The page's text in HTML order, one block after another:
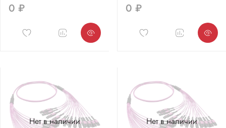
0 ₽ 0 ₽
Нет в наличии Нет в наличии